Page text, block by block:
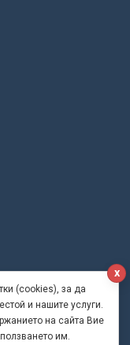
(cookies), за да
и нашите услуги.
на сайта Вие
им.
x
и производство на